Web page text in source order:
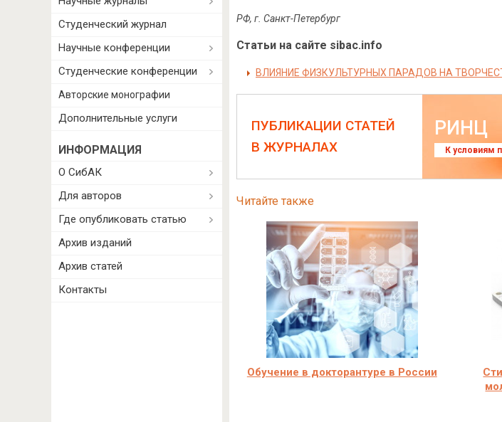
РФ, г. Санкт-Петербург
Статьи на сайте sibac.info
ВЛИЯНИЕ ФИЗКУЛЬТУРНЫХ ПАРАДОВ НА
ПУБЛИКАЦИИ СТАТЕЙ
В ЖУРНАЛАХ
РИНЦ
К условиям
Читайте также
Обучение в докторантуре в России
Студенческий журнал
Научные конференции
Студенческие конференции
Авторские монографии
Дополнительные услуги
ИНФОРМАЦИЯ
О СибАК
Для авторов
Где опубликовать статью
Архив изданий
Архив статей
Контакты